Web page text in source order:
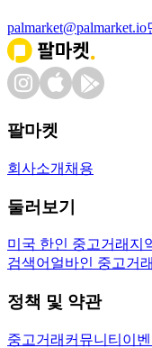
palmarket@palmarket.io
팔마켓
회사소개 채용
둘러보기
미국 한인 중고거래 지
검색어 얼바인 중고거래
정책 및 약관
중고거래 커뮤니티 이